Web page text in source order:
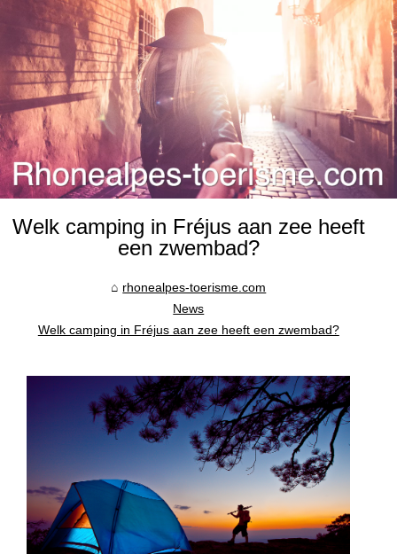
Welk camping in Fréjus aan zee heeft
een zwembad?
rhonealpes-toerisme.com
News
Welk camping in Fréjus aan zee heeft een zwembad?